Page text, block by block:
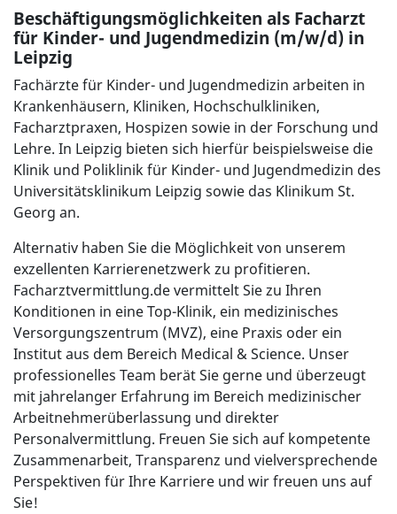
Beschäftigungsmöglichkeiten als Facharzt
für Kinder- und Jugendmedizin (m/w/d) in
Leipzig
Fachärzte für Kinder- und Jugendmedizin arbeiten in
Krankenhäusern, Kliniken, Hochschulkliniken,
Facharztpraxen, Hospizen sowie in der Forschung und
Lehre. In Leipzig bieten sich hierfür beispielsweise die
Klinik und Poliklinik für Kinder- und Jugendmedizin des
Universitätsklinikum Leipzig sowie das Klinikum St.
Georg an.
Alternativ haben Sie die Möglichkeit von unserem
exzellenten Karrierenetzwerk zu profitieren.
Facharztvermittlung.de vermittelt Sie zu Ihren
Konditionen in eine Top-Klinik, ein medizinisches
Versorgungszentrum (MVZ), eine Praxis oder ein
Institut aus dem Bereich Medical & Science. Unser
professionelles Team berät Sie gerne und überzeugt
mit jahrelanger Erfahrung im Bereich medizinischer
Arbeitnehmerüberlassung und direkter
Personalvermittlung. Freuen Sie sich auf kompetente
Zusammenarbeit, Transparenz und vielversprechende
Perspektiven für Ihre Karriere und wir freuen uns auf
Sie!